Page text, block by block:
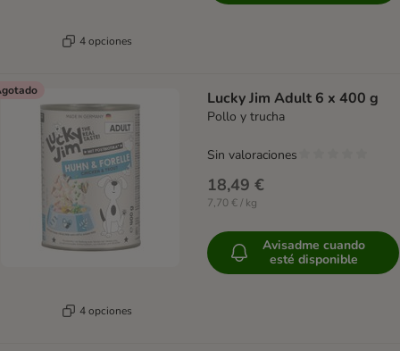
4 opciones
4 opciones
Lucky Jim Adult 6 x 400 g
Pollo y trucha
18,49 €
7,70 € / kg
Sin valoraciones
Avisadme cuando
esté disponible